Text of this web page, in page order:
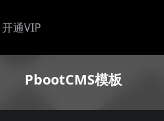
开通VIP
PbootCMS模板